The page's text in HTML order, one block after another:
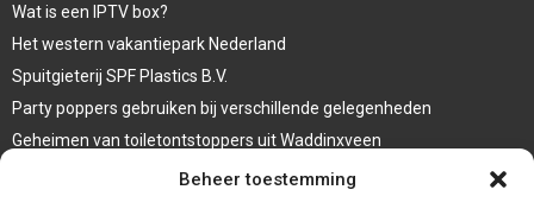
Beheer toestemming
Wat is een IPTV box?
Het western vakantiepark Nederland
Spuitgieterij SPF Plastics B.V.
Party poppers gebruiken bij verschillende gelegenheden
Geheimen van toiletontstoppers uit Waddinxveen
Vormen van terrasaankleding